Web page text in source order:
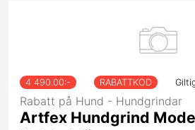
4 490.00:- RABATTKOD
Rabatt på Hund - Hundgrindar
Artfex Hundgrind